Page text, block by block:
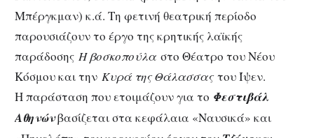
Μπέργκμαν) κ.ά. Τη φετινή θεατρική περίοδο
παρουσιάζουν το έργο της κρητικής λαϊκής
παράδοσης Η βοσκοπούλα στο Θέατρο του Νέου
Κόσμου και την Κυρά της Θάλασσαςτου Ίψεν.
Η παράσταση που ετοιμάζουν για το Φεστιβάλ
Αθηνώνβασίζεται στα κεφάλαια «Ναυσικά» και